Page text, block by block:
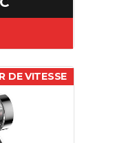
DE VITESSE